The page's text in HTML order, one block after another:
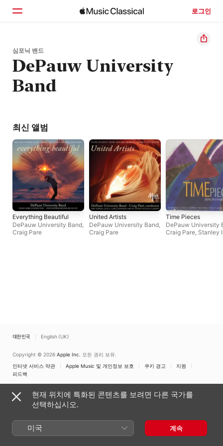
로그인
홈
둘러보기
검색
심포닉 밴드
DePauw University
Band
최신 앨범
Everything Beautiful
DePauw University Band,
Craig Pare
United Artists
DePauw University Band,
Craig Pare
Time Pieces
DePauw University
Craig Pare, Stanley
대한민국 English (UK)
Copyright © 2026 Apple Inc. 모든 권리 보유.
인터넷 서비스 약관
Apple Music 및 개인정보 보호 쿠키 경고
지원
피드백
현재 위치에 특화된 콘텐츠를 보려면 다른 국가를
선택하십시오.
미국 계속